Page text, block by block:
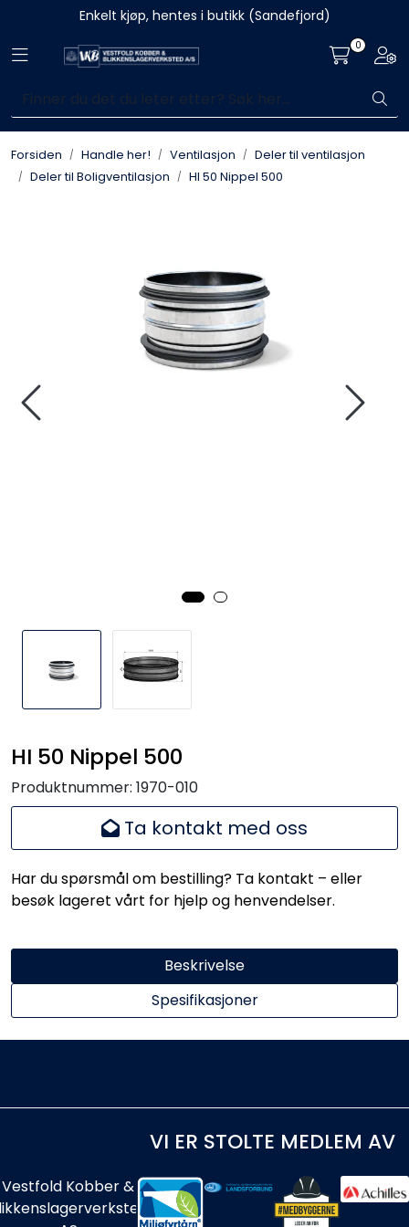
Skip to main contentEnkelt kjøp, hentes i butikk (Sandefjord)
Toggle navigation 0
Forsiden Handle her! Ventilasjon
Deler til ventilasjon
Deler til Boligventilasjon
HI 50 Nippel 500
HI 50 Nippel 500
Produktnummer: 1970-010
Ta kontakt med oss
Har du spørsmål om bestilling? Ta kontakt – eller
besøk lageret vårt for hjelp og henvendelser.
Beskrivelse
Spesifikasjoner
VI ER STOLTE MEDLEM AV
Vestfold Kobber &
Taktekking
Handle her!